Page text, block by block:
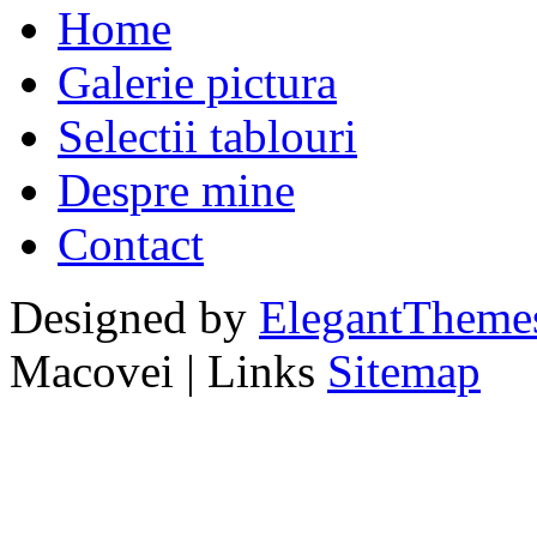
Home
Galerie pictura
Selectii tablouri
Despre mine
Contact
Designed by
Macovei | Links Sitemap